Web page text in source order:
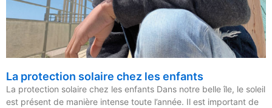
La protection solaire chez les enfants
La protection solaire chez les enfants Dans notre belle île, le soleil
est présent de manière intense toute l’année. Il est important de